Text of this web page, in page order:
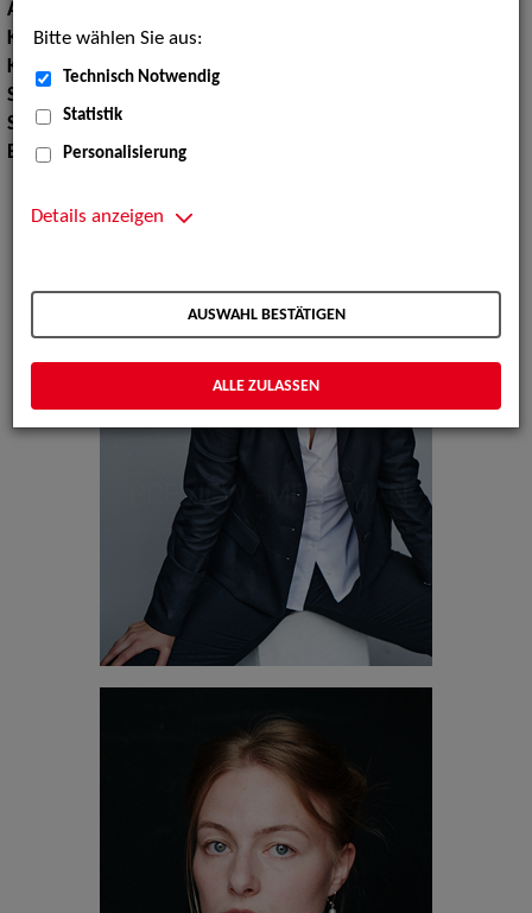
Augenfarbe:
Körpergröße:170 cm
Konfektionsgröße:42 44
Schuhgröße:
Sprachen:Englisch
Erscheinungsbild:Mitteleuropäisch
Bitte wählen Sie aus:
Technisch Notwendig
Statistik
Personalisierung
Details anzeigen
AUSWAHL BESTÄTIGEN
ALLE ZULASSEN